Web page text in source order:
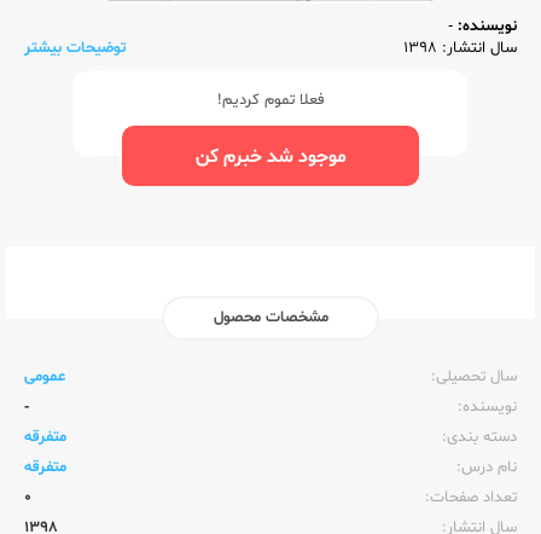
نویسنده: -
سال انتشار: 1398
توضیحات بیشتر
فعلا تموم کردیم!
موجود شد خبرم کن
مشخصات محصول
سال تحصیلی:‌
عمومی
نویسنده:‌
-
دسته بندی:
متفرقه
نام درس:
متفرقه
تعداد صفحات:‌
0
سال انتشار:‌
1398